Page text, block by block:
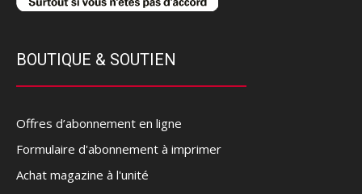
BOUTIQUE & SOUTIEN
Offres d’abonnement en ligne
Formulaire d'abonnement à imprimer
Achat magazine à l'unité